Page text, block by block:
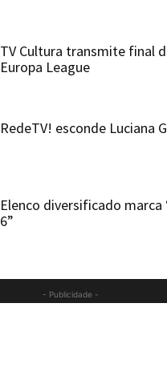
TV Cultura transmite final
Europa League
RedeTV! esconde Luciana
Elenco diversificado
6”
- Publicidade -